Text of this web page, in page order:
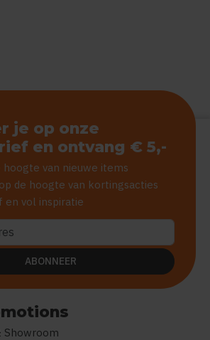
Showroom
je op onze
en ontvang € 5,-
hoogte van nieuwe items
de hoogte van kortingsacties
vol inspiratie
ABONNEER